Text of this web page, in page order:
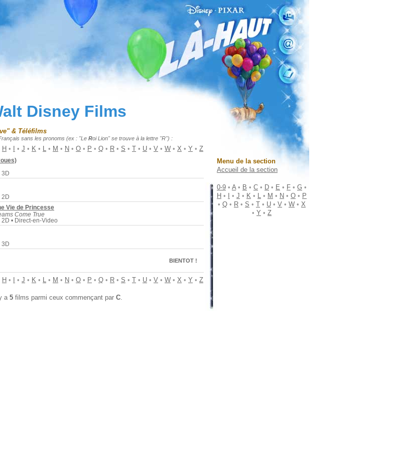
Disney Films
& Téléfilms
sans les pronoms (ex : "Le Roi Lion" se trouve à la lettre "R") :
H • • J • K • L • M • N • O • P • Q • R • S • T • U • V • W • X • Y • Z
3D
2D
Vie de Princesse
Come True
2D • Direct-en-Video
3D
BIENTOT !
H • • J • K • L • M • N • O • P • Q • R • S • T • U • V • W • X • Y • Z
a 5films parmi ceux commençant par C.
Menu de la section
Accueil de la section
0-9 • A• B • C • D • E • F • G •
H • • J • K • L • M • N • O • P
• Q • R • S • T • U • V • W • X
• Y • Z